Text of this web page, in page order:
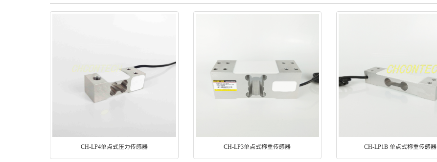
CH-LP4单点式压力传感器 CH-LP3单点式称重传感器 CH-LP1B 单点式称重传感器